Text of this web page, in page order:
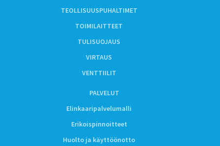
TEOLLISUUSPUHALTIMET
TOIMILAITTEET
TULISUOJAUS
VIRTAUS
VENTTIILIT
PALVELUT
Elinkaaripalvelumalli
Erikoispinnoitteet
Huolto ja käyttöönotto